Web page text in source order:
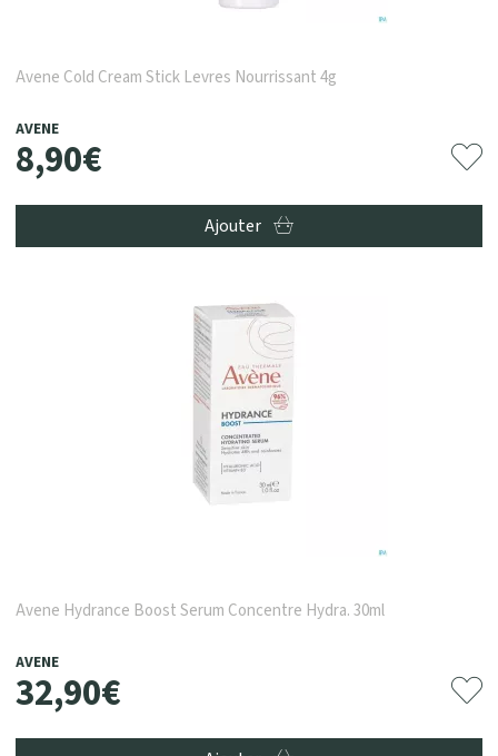
Avene Cold Cream Stick Levres Nourrissant 4g
AVENE
8,90€
Ajouter
Avene Hydrance Boost Serum Concentre Hydra. 30ml
AVENE
32,90€